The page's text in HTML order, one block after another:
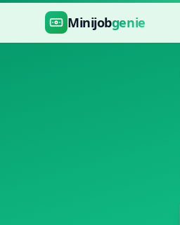
Zum Hauptinhalt springen
Minijobgenie